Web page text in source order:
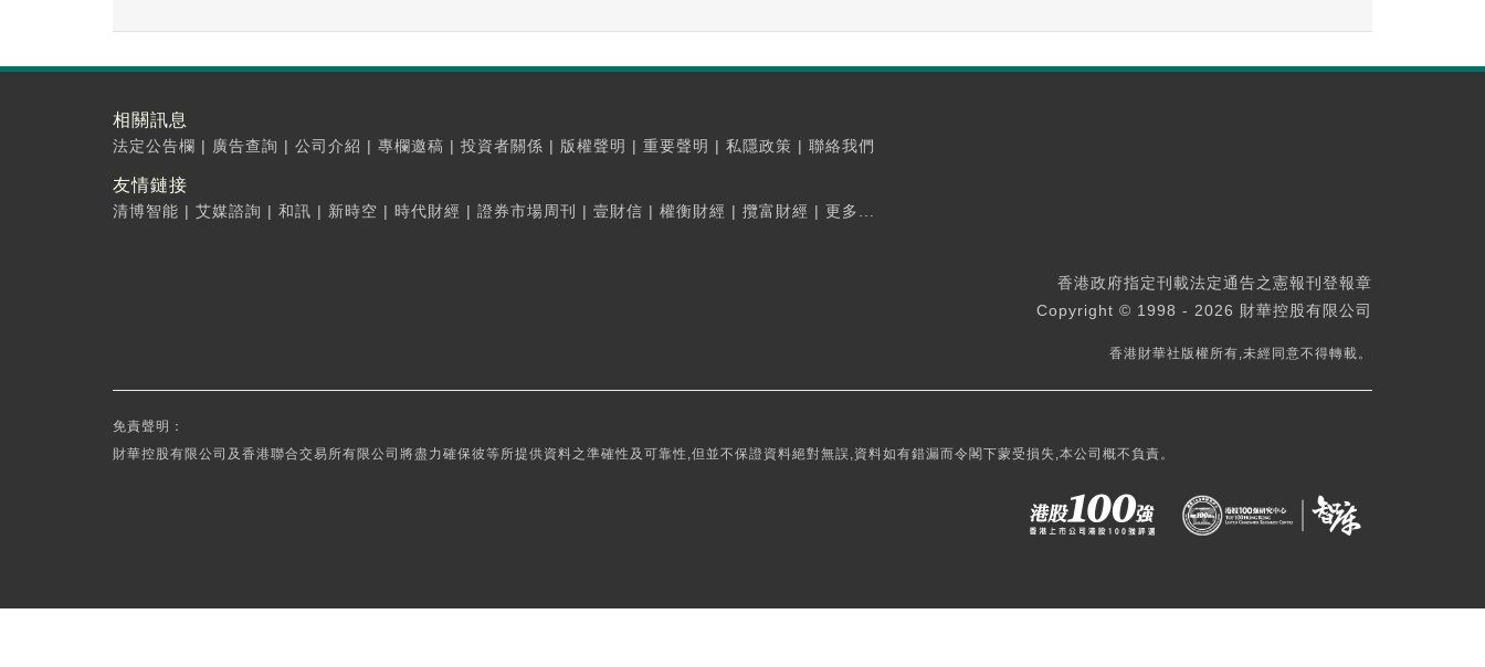
相關訊息
法定公告欄 | 廣告查詢 | 公司介紹 | 專欄邀稿 | 投資者關係 | 版權聲明 | 重要聲明 | 私隱政策 | 聯絡我們
友情鏈接
清博智能 | 艾媒諮詢 | 和訊 | 新時空 | 時代財經 | 證券市場周刊 | 壹財信 | 權衡財經 | 攬富財經 | 更多...
香港政府指定刊載法定通告之憲報刊登報章
Copyright © 1998 - 2026 財華控股有限公司
香港財華社版權所有,未經同意不得轉載。
免責聲明：
財華控股有限公司及香港聯合交易所有限公司將盡力確保彼等所提供資料之準確性及可靠性,但並不保證資料絕對無誤,資料如有錯漏而令閣下蒙受損失,本公司概不負責。